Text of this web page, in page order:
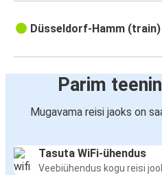
Düsseldorf
Nantes
Düsseldorf
Düsseldorf-Hamm (train)
Parim
Mugavama reisi jaoks on
Tasuta WiFi-ühendus
Veebiühendus kogu reisi